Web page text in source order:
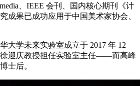
、IEEE 会刊、国内核心期刊《计
成果已成功应用于中国美术家协会、
学未来实验室成立于 2017 年 12
徐迎庆教授担任实验室主任——而高峰
士后。